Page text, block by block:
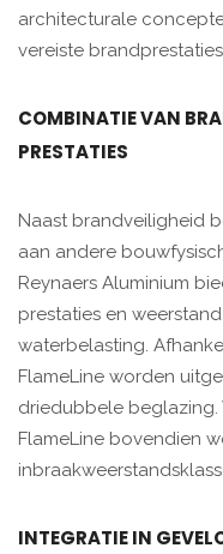
architecturale
vereiste
COMBINATIE VAN
PRESTATIES
Naast brandveiligheid
aan andere
Reynaers Aluminium
prestaties en
waterbelasting.
FlameLine worden
driedubbele beglazing.
FlameLine bovendien
INTEGRATIE IN